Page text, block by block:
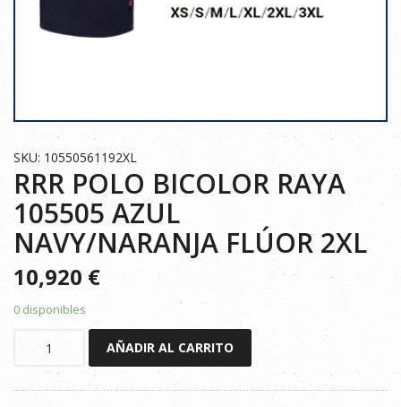
SKU: 10550561192XL
RRR POLO BICOLOR RAYA
105505 AZUL
NAVY/NARANJA FLÚOR 2XL
10,920€
0 disponibles
AÑADIR AL CARRITO